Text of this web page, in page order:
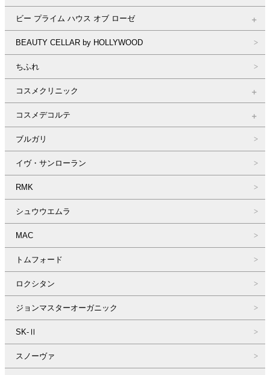
ビー プライム ハウス オブ ローゼ
BEAUTY CELLAR by HOLLYWOOD
ちふれ
コスメクリニック
コスメデコルテ
ブルガリ
イヴ・サンローラン
RMK
シュウウエムラ
MAC
トムフォード
ロクシタン
ジョンマスターオーガニック
SK-Ⅱ
スノーヴァ